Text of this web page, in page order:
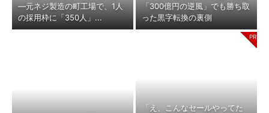
―元ネジ製造の町工場で、1人
の採用枠に「350人」...
「300億円の逆風」でも勝ち取
った黒字転換の裏側
「え、こんなセールやってた